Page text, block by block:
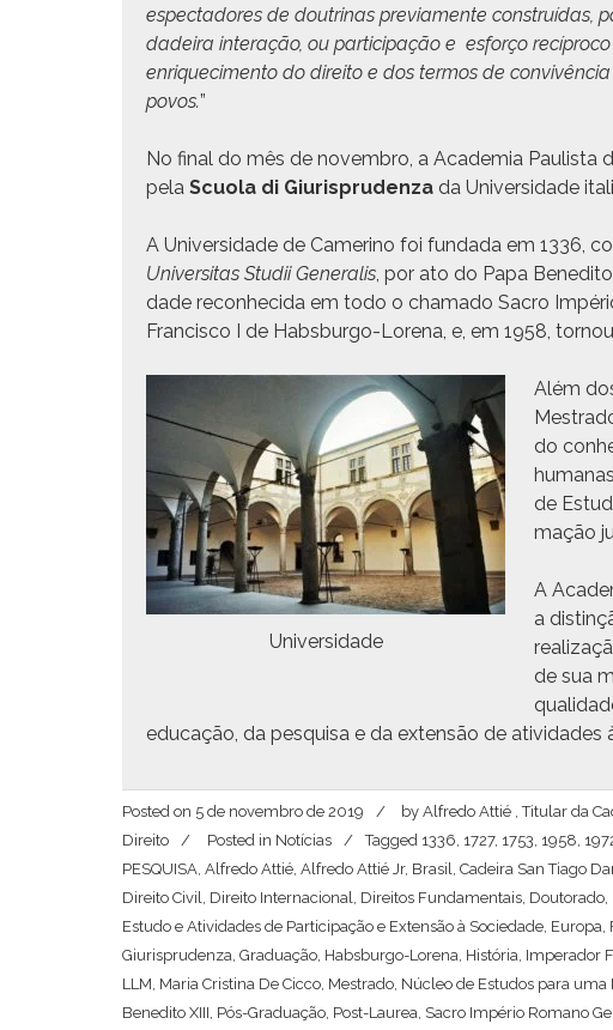
espec­ta­dores de doutri­nas pre­vi­a­mente con­struí­das,
dadeira inter­ação, ou par­tic­i­pação e esforço
enriquec­i­men­to do dire­ito e dos ter­mos de
povos.”
No final do mês de novem­bro, a Acad­e­mia Paulista
pela Scuo­la di Giurispru­den­za da Uni­ver­si­dade
A Uni­ver­si­dade de Cameri­no foi fun­da­da em 1336,
Uni­ver­si­tas Studii Gen­er­alis, por ato do Papa
dade recon­heci­da em todo o chama­do Sacro
Fran­cis­co I de Hab­s­bur­go-Lore­na, e, em 1958,
Uni­ver­si­dade
Além
do
de
mação
A
a
de sua
edu­cação, da pesquisa e da exten­são de ativi­dades
Posted on 5 de novembro de 2019 by Alfredo Attié , Titular da
Direito
Posted in Notícias Tagged 1336, 1727, 1753, 1958,
PESQUISA, Alfredo Attié, Alfredo Attié Jr, Brasil, Cadeira San Tiago
Direito Civil, Direito Internacional, Direitos Fundamentais, Doutorado,
Estudo e Atividades de Participação e Extensão à Sociedade, Europa,
Giurisprudenza, Graduação, Habsburgo-Lorena, História, Imperador
LLM, Maria Cristina De Cicco, Mestrado, Núcleo de Estudos para
Benedito XIII, Pós-Graduação, Post-Laurea, Sacro Império Romano